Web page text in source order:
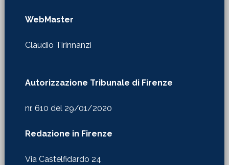
WebMaster
Claudio Tirinnanzi
Autorizzazione Tribunale di Firenze
nr. 610 del 29/01/2020
Redazione in Firenze
Via Castelfidardo 24